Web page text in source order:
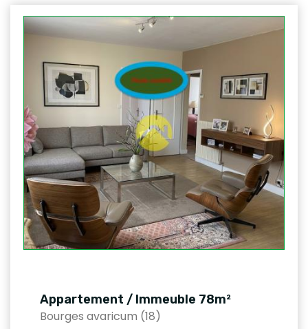
Appartement / Immeuble 78m²
Bourges avaricum (18)